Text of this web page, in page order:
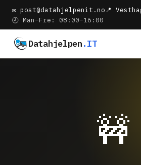
✉ post@datahjelpenit.no 📍
🕗 Man–Fre: 08:00–16:00
Datahjelpen.IT
🚧